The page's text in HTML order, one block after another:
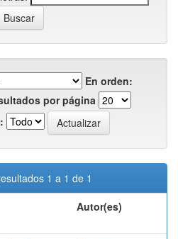
En orden:
por página
1 a 1 de 1
Autor(es)